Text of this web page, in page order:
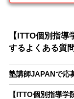
【ITTO個別指
するよくある質問
塾講師JAPANで応
【ITTO個別指導